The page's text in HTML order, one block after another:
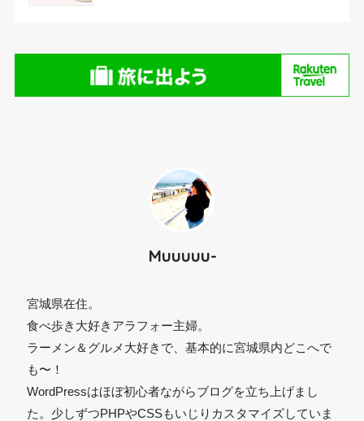
Muuuuu-
宮城県在住。
食べ歩き大好きアラフォー主婦。
ラーメン＆グルメ大好きで、基本的に宮城県内どこへで
も〜！
WordPressはほぼ初心者ながらブログを立ち上げまし
た。少しずつPHPやCSSもいじりカスタマイズしていま